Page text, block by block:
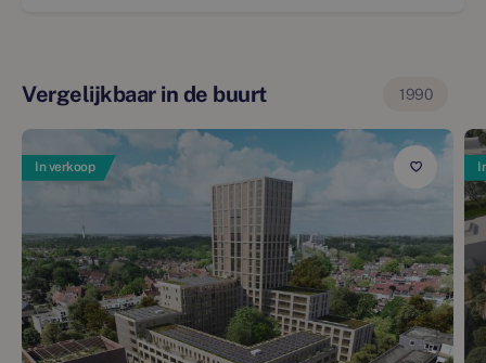
Vergelijkbaar in de buurt 1990
In verkoop